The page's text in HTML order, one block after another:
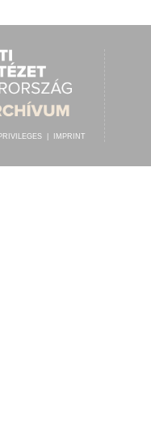
LENZ UND ERNST
IMPRINT